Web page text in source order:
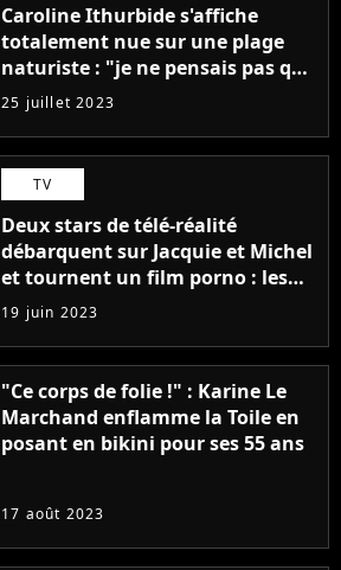
Caroline Ithurbide s'affiche
totalement nue sur une plage
naturiste : "je ne pensais pas que
j'arriverais à le faire..."
25 juillet 2023
TV
Deux stars de télé-réalité
débarquent sur Jacquie et Michel
et tournent un film porno : les
premières images du tournage
(exclu)
19 juin 2023
"Ce corps de folie !" : Karine Le
Marchand enflamme la Toile en
posant en bikini pour ses 55 ans
17 août 2023